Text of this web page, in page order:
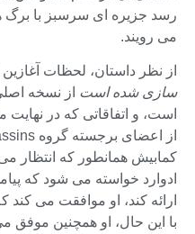
رسد جزیره ای سرسبز با
می رویند.
از نظر داستان، لحظات
سازی شده است
است، و اتفاقاتی که در نهایت
کمابیش همانطور که انتظار
ادوارد خواسته می شود که
ارائه کند، او موافقت می
با این حال، او همچنین